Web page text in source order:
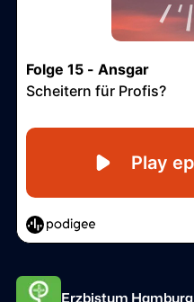
Erzbistum Hamburg